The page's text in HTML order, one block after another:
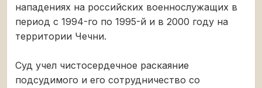
нападениях на российских военнослужащих в
период с 1994-го по 1995-й и в 2000 году на
территории Чечни.
Суд учел чистосердечное раскаяние
подсудимого и его сотрудничество со